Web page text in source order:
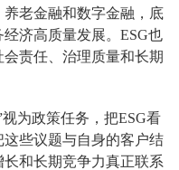
老金融和数字金融，底
济高质量发展。ESG也
责任、治理质量和长期
为政策任务，把ESG看
些议题与自身的客户结
和长期竞争力真正联系